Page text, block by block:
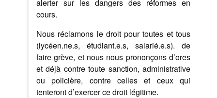
alerter sur les dangers des réformes en
cours.
Nous réclamons le droit pour toutes et tous
(lycéen.ne.s, étudiant.e.s, salarié.e.s). de
faire grève, et nous nous prononçons d’ores
et déjà contre toute sanction, administrative
ou policière, contre celles et ceux qui
tenteront d’exercer ce droit légitime.